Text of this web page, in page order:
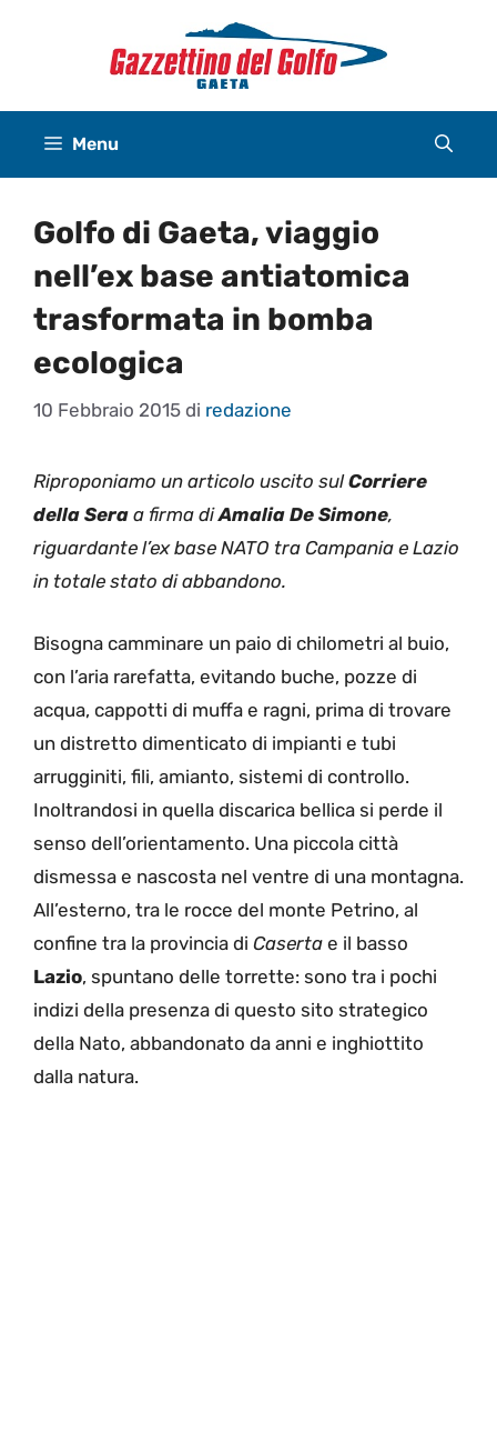
Menu
Golfo di Gaeta, viaggio
nell’ex base antiatomica
trasformata in bomba
ecologica
10 Febbraio 2015 di redazione
Riproponiamo un articolo uscito sulCorriere
della Sera a firma diAmalia De Simone,
riguardante l’ex base NATO tra Campania e Lazio
in totale stato di abbandono.
Bisogna camminare un paio di chilometri al buio,
con l’aria rarefatta, evitando buche, pozze di
acqua, cappotti di muffa e ragni, prima di trovare
un distretto dimenticato di impianti e tubi
arrugginiti, fili, amianto, sistemi di controllo.
Inoltrandosi in quella discarica bellica si perde il
senso dell’orientamento. Una piccola città
dismessa e nascosta nel ventre di una montagna.
All’esterno, tra le rocce del monte Petrino, al
confine tra la provincia di Caserta e il basso
Lazio, spuntano delle torrette: sono tra i pochi
indizi della presenza di questo sito strategico
della Nato, abbandonato da anni e inghiottito
dalla natura.